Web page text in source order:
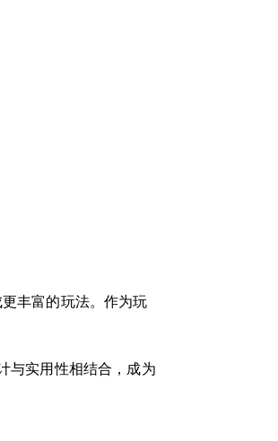
丰富的玩法。作为玩
与实用性相结合，成为